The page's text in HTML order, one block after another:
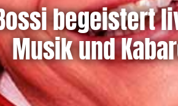
begeistert
Musik und